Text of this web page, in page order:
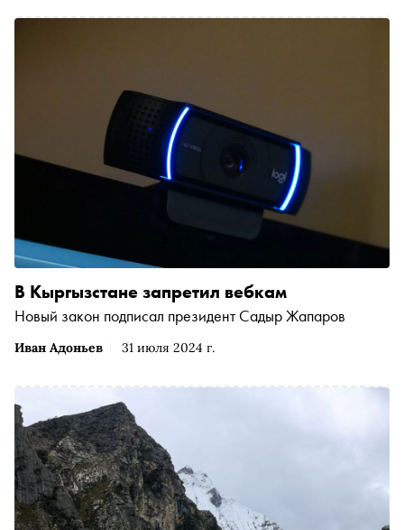
Иван Адоньев 31 июля 2024 г.
В Кыргызстане запретил вебкам
Новый закон подписал президент Садыр Жапаров